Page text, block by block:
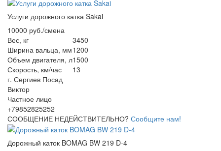
Услуги дорожного катка Sakai
10000 руб./смена
Вес, кг
3450
Ширина вальца, мм1200
Объем двигателя, л1500
Скорость, км/час
13
г. Сергиев Посад
Виктор
Частное лицо
+79852825252
СООБЩЕНИЕ НЕДЕЙСТВИТЕЛЬНО? Сообщите нам!
Дорожный каток BOMAG BW 219 D-4